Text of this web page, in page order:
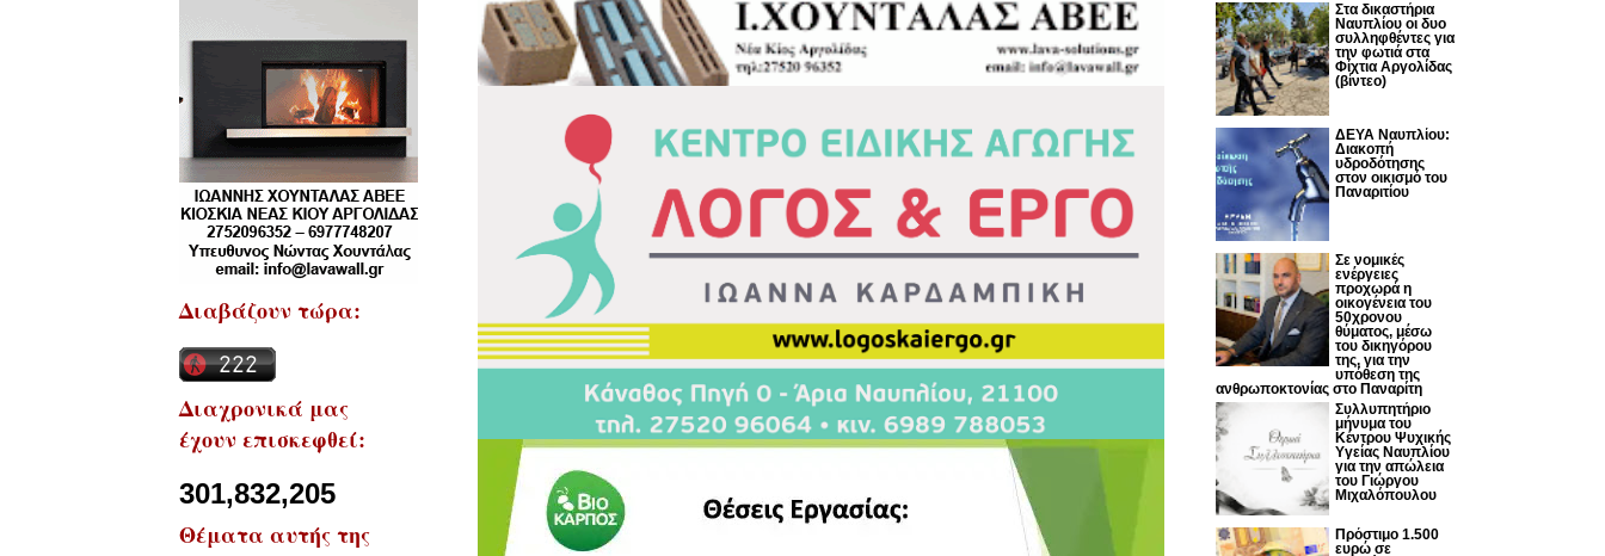
Διαβάζουν τώρα:
Διαχρονικά μας
έχουν επισκεφθεί:
301,832,205
Θέματα αυτής της
Στα δικαστήρια
Ναυπλίου οι δυο
συλληφθέντες για
την φωτιά στα
Φίχτια Αργολίδας
(βίντεο)
ΔΕΥΑ Ναυπλίου:
Διακοπή
υδροδότησης
στον οικισμό του
Παναριτίου
Σε νομικές
ενέργειες
προχωρά η
οικογένεια του
50χρονου
θύματος, μέσω
του δικηγόρου
της, για την
υπόθεση της
ανθρωποκτονίας στο Παναρίτη
Συλλυπητήριο
μήνυμα του
Κέντρου Ψυχικής
Υγείας Ναυπλίου
για την απώλεια
του Γιώργου
Μιχαλόπουλου
Πρόστιμο 1.500
ευρώ σε